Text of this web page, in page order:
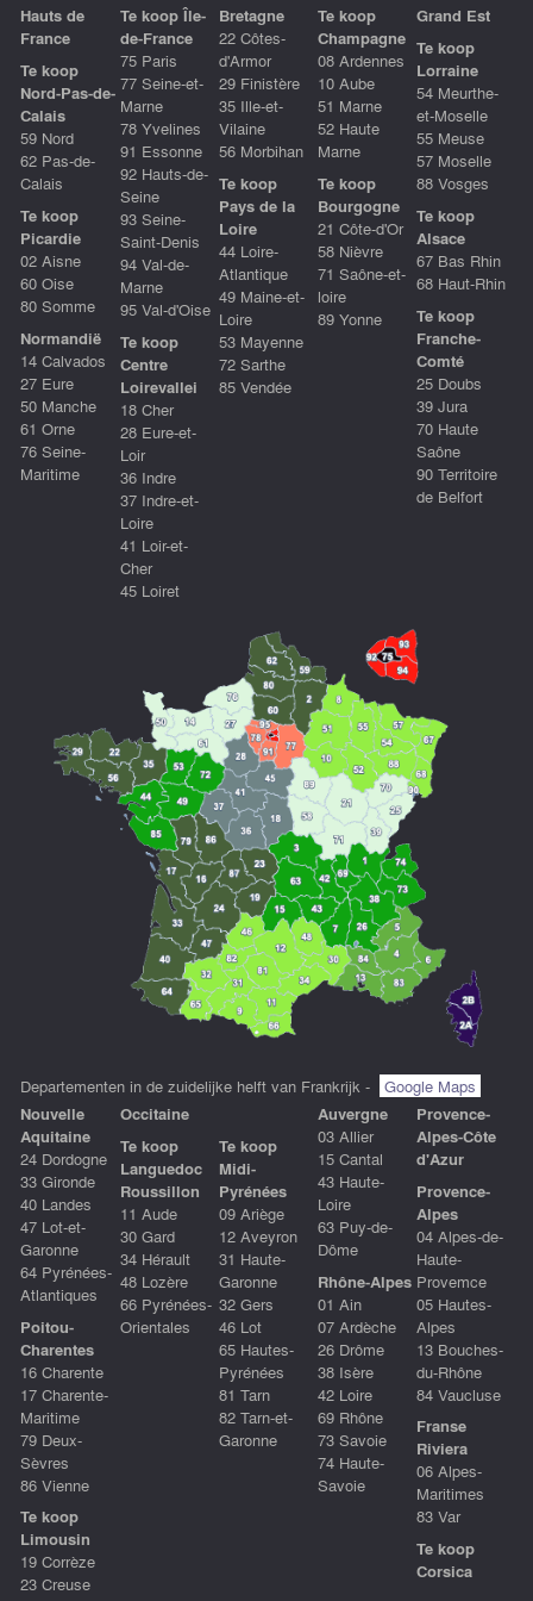
Hauts de
France
Te koop
Nord-Pas-de-
Calais
59 Nord
62 Pas-de-
Calais
Te koop
Picardie
02 Aisne
60 Oise
80 Somme
Normandië
14 Calvados
27 Eure
50 Manche
61 Orne
76 Seine-
Maritime
Te koop Île-
de-France
75 Paris
77 Seine-et-
Marne
78 Yvelines
91 Essonne
92 Hauts-de-
Seine
93 Seine-
Saint-Denis
94 Val-de-
Marne
95 Val-d'Oise
Te koop
Centre
Loirevallei
18 Cher
28 Eure-et-
Loir
36 Indre
37 Indre-et-
Loire
41 Loir-et-
Cher
45 Loiret
Bretagne
22 Côtes-
d'Armor
29 Finistère
35 Ille-et-
Vilaine
56 Morbihan
Te koop
Pays de la
Loire
44 Loire-
Atlantique
49 Maine-et-
Loire
53 Mayenne
72 Sarthe
85 Vendée
Te koop
Champagne
08 Ardennes
10 Aube
51 Marne
52 Haute
Marne
Te koop
Bourgogne
21 Côte-d'Or
58 Nièvre
71 Saône-et-
loire
89 Yonne
Grand Est
Te koop
Lorraine
54 Meurthe-
et-Moselle
55 Meuse
57 Moselle
88 Vosges
Te koop
Alsace
67 Bas Rhin
68 Haut-Rhin
Te koop
Franche-
Comté
25 Doubs
39 Jura
70 Haute
Saône
90 Territoire
de Belfort
Departementen in de zuidelijke helft van Frankrijk -
Google Maps
Nouvelle
Aquitaine
24 Dordogne
33 Gironde
40 Landes
47 Lot-et-
Garonne
64 Pyrénées-
Atlantiques
Poitou-
Charentes
16 Charente
17 Charente-
Maritime
79 Deux-
Sèvres
86 Vienne
Te koop
Limousin
19 Corrèze
23 Creuse
Occitaine
Te koop
Languedoc
Roussillon
11 Aude
30 Gard
34 Hérault
48 Lozère
66 Pyrénées-
Orientales
Te koop
Midi-
Pyrénées
09 Ariège
12 Aveyron
31 Haute-
Garonne
32 Gers
46 Lot
65 Hautes-
Pyrénées
81 Tarn
82 Tarn-et-
Garonne
Auvergne
03 Allier
15 Cantal
43 Haute-
Loire
63 Puy-de-
Dôme
Rhône-Alpes
01 Ain
07 Ardèche
26 Drôme
38 Isère
42 Loire
69 Rhône
73 Savoie
74 Haute-
Savoie
Provence-
Alpes-Côte
d'Azur
Provence-
Alpes
04 Alpes-de-
Haute-
Provemce
05 Hautes-
Alpes
13 Bouches-
du-Rhône
84 Vaucluse
Franse
Riviera
06 Alpes-
Maritimes
83 Var
Te koop
Corsica